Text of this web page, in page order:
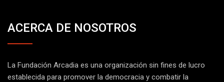
ACERCA DE NOSOTROS
La Fundación Arcadia es una organización sin fines de lucro
establecida para promover la democracia y combatir la